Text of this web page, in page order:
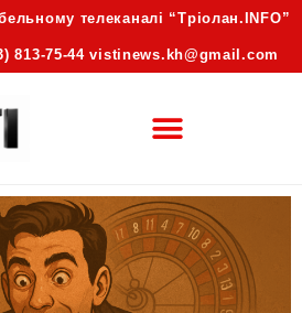
телеканалі “Трiолан.INFO”
813-75-44 vistinews.kh@gmail.com